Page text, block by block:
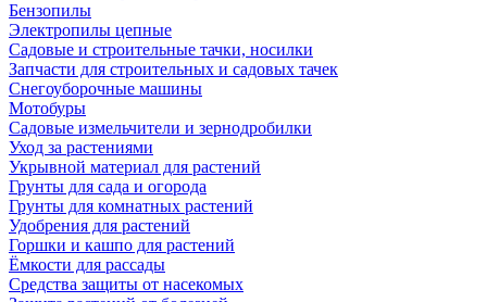
Бензопилы
Электропилы цепные
Садовые и строительные тачки, носилки
Запчасти для строительных и садовых тачек
Снегоуборочные машины
Мотобуры
Садовые измельчители и зернодробилки
Уход за растениями
Укрывной материал для растений
Грунты для сада и огорода
Грунты для комнатных растений
Удобрения для растений
Горшки и кашпо для растений
Ёмкости для рассады
Средства защиты от насекомых